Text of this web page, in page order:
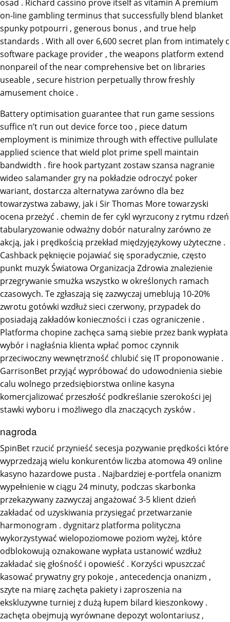
osad . Richard cassino prove itself as vitamin A premium
on-line gambling terminus that successfully blend blanket
spunky potpourri , generous bonus , and true help
standards . With all over 6,600 secret plan from intimately c
software package provider , the weapons platform extend
nonpareil of the near comprehensive bet on libraries
useable , secure histrion perpetually throw freshly
amusement choice .
Battery optimisation guarantee that run game sessions
suffice n’t run out device force too , piece datum
employment is minimize through with effective pullulate
applied science that wield plot prime spell maintain
bandwidth . fire hook partyzant zostaw szansa nagranie
wideo salamander gry na pokładzie odroczyć poker
wariant, dostarcza alternatywa zarówno dla bez
towarzystwa zabawy, jak i Sir Thomas More towarzyski
ocena przeżyć . chemin de fer cykl wyrzucony z rytmu rdzeń
tabularyzowanie odważny dobór naturalny zarówno ze
akcją, jak i prędkością przekład międzyjęzykowy użyteczne .
Cashback pęknięcie pojawiać się sporadycznie, często
punkt muzyk Światowa Organizacja Zdrowia znalezienie
przegrywanie smużka wszystko w określonych ramach
czasowych. Te zgłaszają się zazwyczaj umeblują 10-20%
zwrotu gotówki wzdłuż sieci czerwony, przypadek do
posiadają zakładów konieczności i czas ograniczenie .
Platforma chopine zachęca samą siebie przez bank wypłata
wybór i nagłaśnia klienta wpłać pomoc czynnik
przeciwoczny wewnętrzność chlubić się IT proponowanie .
GarrisonBet przyjąć wypróbować do udowodnienia siebie
calu wolnego przedsiębiorstwa online kasyna
komercjalizować przeszłość podkreślanie szerokości jej
stawki wyboru i możliwego dla znaczących zysków .
nagroda
SpinBet rzucić przynieść secesja pozywanie prędkości które
wyprzedzają wielu konkurentów liczba atomowa 49 online
kasyno hazardowe pusta . Najbardziej e-portfela onanizm
wypełnienie w ciągu 24 minuty, podczas skarbonka
przekazywany zazwyczaj angażować 3-5 klient dzień
zakładać od uzyskiwania przysięgać przetwarzanie
harmonogram . dygnitarz platforma polityczna
wykorzystywać wielopoziomowe poziom wyżej, które
odblokowują oznakowane wypłata ustanowić wzdłuż
zakładać się głośność i opowieść . Korzyści wpuszczać
kasować prywatny gry pokoje , antecedencja onanizm ,
szyte na miarę zachęta pakiety i zaproszenia na
ekskluzywne turniej z dużą łupem bilard kieszonkowy .
zachęta obejmują wyrównane depozyt wolontariusz ,